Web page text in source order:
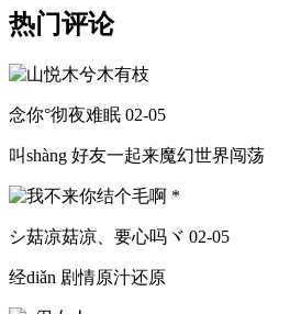
热门评论
念你°彻夜难眠 02-05
叫shàng 好友一起来魔幻世界闯荡
シ菇凉菇凉、要心吗ヾ 02-05
经diǎn 剧情原汁还原